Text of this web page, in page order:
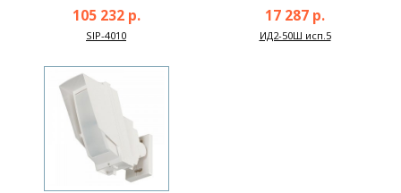
105 232 р.
SIP-4010
17 287 р.
ИД2-50Ш исп.5